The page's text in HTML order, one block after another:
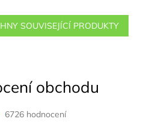
SOUVISEJÍCÍ PRODUKTY
obchodu
6726 hodnocení